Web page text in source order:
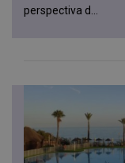
perspectiva d...